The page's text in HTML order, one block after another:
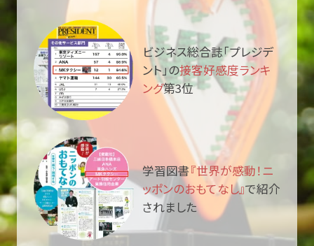
ビジネス総合誌「プレジデ
ント」の接客好感度ランキ
ング第3位
学習図書『世界が感動！ニ
ッポンのおもてなし』で紹介
されました